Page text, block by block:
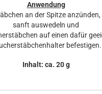
Anwendung
an der Spitze
sanft auswedeln und
auf einen dafür
befestigen.
Inhalt: ca. 20 g